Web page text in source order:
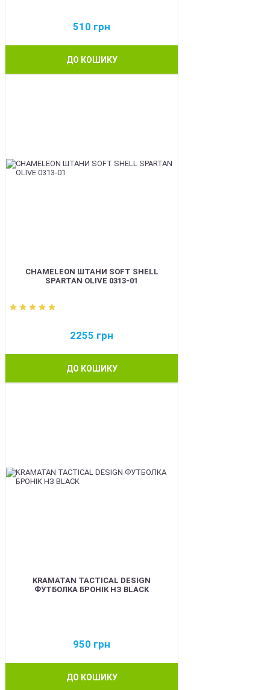
510 грн
ДО КОШИКУ
CHAMELEON ШТАНИ SOFT SHELL
SPARTAN OLIVE 0313-01
2255 грн
ДО КОШИКУ
KRAMATAN TACTICAL DESIGN
ФУТБОЛКА БРОНІК НЗ BLACK
950 грн
ДО КОШИКУ